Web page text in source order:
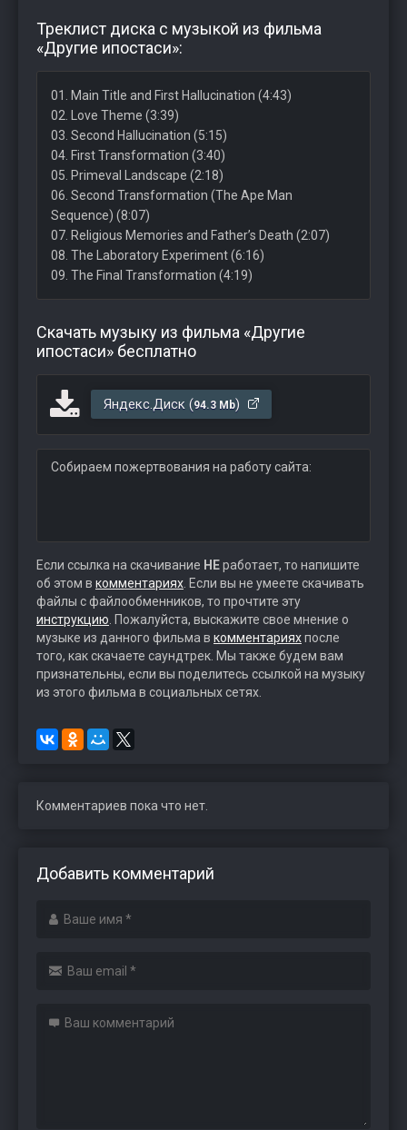
Треклист диска с музыкой из фильма
«Другие ипостаси»:
01. Main Title and First Hallucination (4:43)
02. Love Theme (3:39)
03. Second Hallucination (5:15)
04. First Transformation (3:40)
05. Primeval Landscape (2:18)
06. Second Transformation (The Ape Man
Sequence) (8:07)
07. Religious Memories and Father’s Death (2:07)
08. The Laboratory Experiment (6:16)
09. The Final Transformation (4:19)
Скачать музыку из фильма «Другие
ипостаси» бесплатно
Яндекс.Диск (94.3 Mb)
Собираем пожертвования на работу сайта:
Если ссылка на скачивание НЕработает, то напишите
об этом в комментариях . Если вы не умеете скачивать
файлы с файлообменников, то прочтите эту
инструкцию . Пожалуйста, выскажите свое мнение о
музыке из данного фильма в комментарияхпосле
того, как скачаете саундтрек. Мы также будем вам
признательны, если вы поделитесь ссылкой на музыку
из этого фильма в социальных сетях.
Комментариев пока что нет.
Добавить комментарий